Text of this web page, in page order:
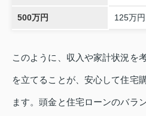
500万円 125万円
このように、収入や家計状況を
を立てることが、安心して住宅
ます。頭金と住宅ローンのバラ